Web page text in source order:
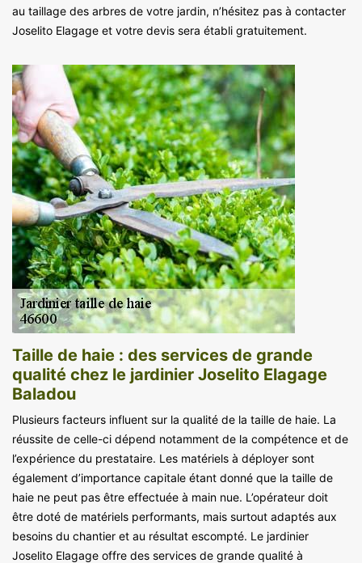
au taillage des arbres de votre jardin, n’hésitez pas à contacter
Joselito Elagage et votre devis sera établi gratuitement.
Taille de haie : des services de grande
qualité chez le jardinier Joselito Elagage
Baladou
Plusieurs facteurs influent sur la qualité de la taille de haie. La
réussite de celle-ci dépend notamment de la compétence et de
l’expérience du prestataire. Les matériels à déployer sont
également d’importance capitale étant donné que la taille de
haie ne peut pas être effectuée à main nue. L’opérateur doit
être doté de matériels performants, mais surtout adaptés aux
besoins du chantier et au résultat escompté. Le jardinier
Joselito Elagage offre des services de grande qualité à